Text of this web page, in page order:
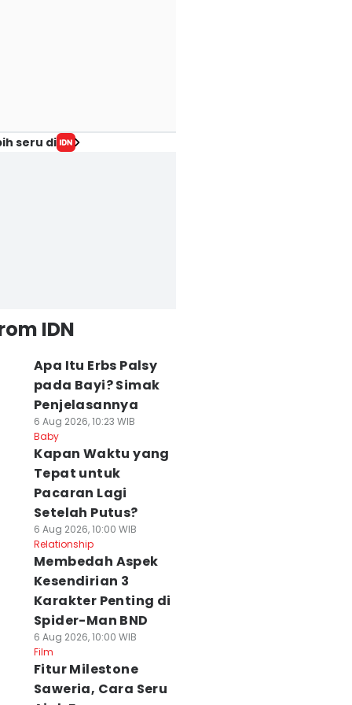
seru di
IDN
Apa Itu Erbs Palsy
pada Bayi? Simak
Penjelasannya
6 Aug 2026, 10:23 WIB
Baby
⁠Kapan Waktu yang
Tepat untuk
Pacaran Lagi
Setelah Putus?
6 Aug 2026, 10:00 WIB
Relationship
Membedah Aspek
Kesendirian 3
Karakter Penting di
Spider-Man BND
6 Aug 2026, 10:00 WIB
Film
Fitur Milestone
Saweria, Cara Seru